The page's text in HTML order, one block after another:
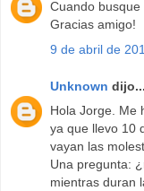
Cuando
Gracias amigo!
9 de abril de
Unknown dijo...
Hola Jorge. Me
ya que llevo 10
vayan las
Una pregunta:
mientras duran